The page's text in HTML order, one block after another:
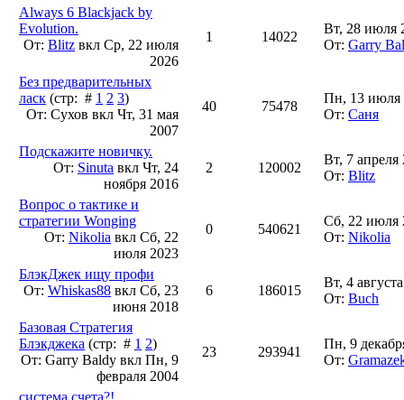
Always 6 Blackjack by
Evolution.
От: Blitz вкл Ср, 22 июля
2026
1 14022
Вт, 28 июля
От: Garry
Без предварительных
ласк (стр: # 1 2 3)
От: Сухов вкл Чт, 31 мая
2007
40 75478
Пн, 13 июля
От: Саня
Подскажите новичку.
От: Sinuta вкл Чт, 24
ноября 2016
2 120002
Вт, 7 апреля
От: Blitz
Вопрос о тактике и
стратегии Wonging
От: Nikolia вкл Сб, 22
июля 2023
0 540621
Сб, 22 июля
От: Nikolia
БлэкДжек ищу профи
От: Whiskas88 вкл Сб, 23
июня 2018
6 186015
Вт, 4
От: Buch
Базовая Стратегия
Блэкджека (стр: # 1 2)
От: Garry Baldy вкл Пн, 9
февраля 2004
23 293941
Пн, 9
От:
система счета?!